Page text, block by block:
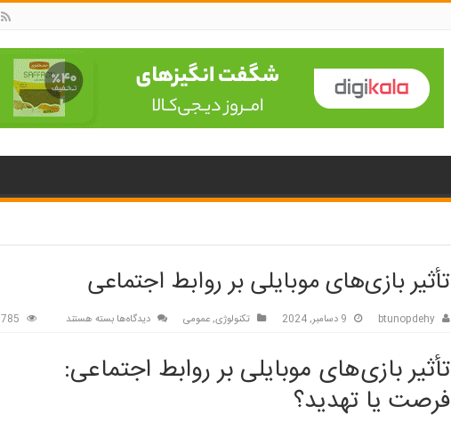
تأثیر بازی‌های موبایلی بر روابط اجتماعی
btunopdehy 9 دسامبر, 2024 تکنولوژی,عمومی دیدگاه‌ها برای
موبایلی
بسته هستند 785 بازدید
تأثیر بازی‌های موبایلی بر روابط اجتماعی:
فرصت یا تهدید؟